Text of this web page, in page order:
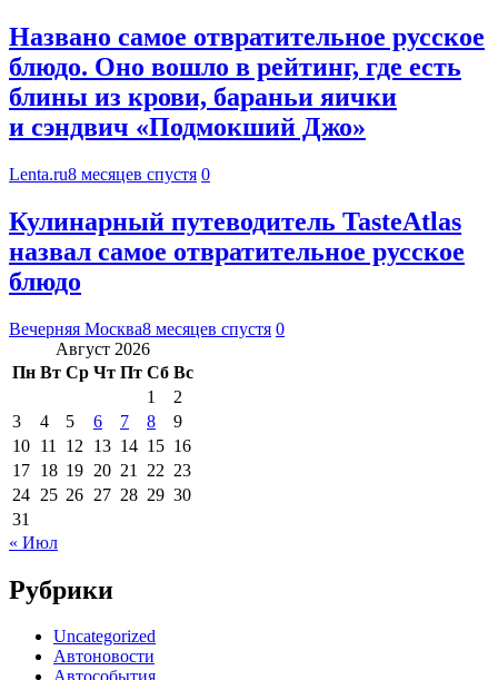
Названо самое отвратительное русское
блюдо. Оно вошло в рейтинг, где есть
блины из крови, бараньи яички
и сэндвич «Подмокший Джо»
Lenta.ru8 месяцев спустя 0
Кулинарный путеводитель TasteAtlas
назвал самое отвратительное русское
блюдо
Вечерняя Москва8 месяцев спустя 0
Август 2026
Пн Вт Ср Чт Пт Сб Вс
1
2
3
4 5 6 7 8
9
10 11 12 13 14 15 16
17 18 19 20 21 22 23
24 25 26 27 28 29 30
31
« Июл
Рубрики
Uncategorized
Автоновости